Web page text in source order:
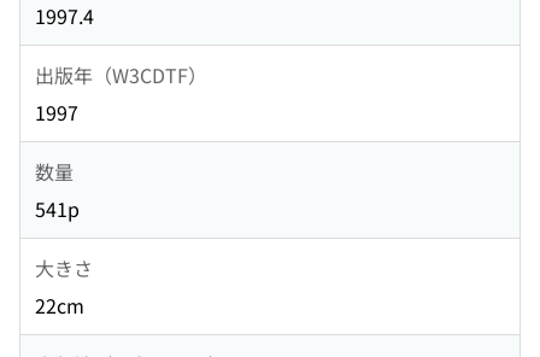
1997.4
出版年（W3CDTF）
1997
数量
541p
大きさ
22cm